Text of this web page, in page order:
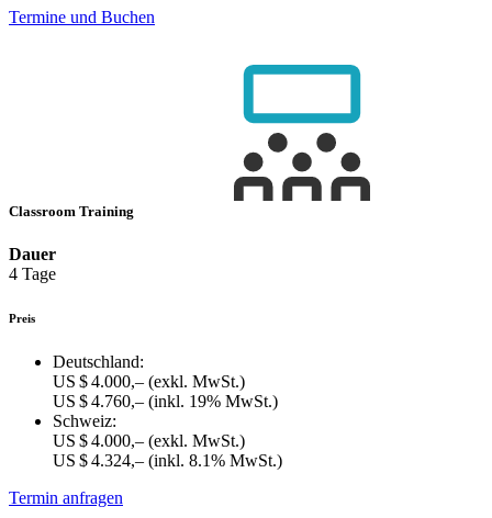
Termine und Buchen
Classroom Training
Dauer
4 Tage
Preis
Deutschland:
US $ 4.000,– (exkl. MwSt.)
US $ 4.760,– (inkl. 19% MwSt.)
Schweiz:
US $ 4.000,– (exkl. MwSt.)
US $ 4.324,– (inkl. 8.1% MwSt.)
Termin anfragen